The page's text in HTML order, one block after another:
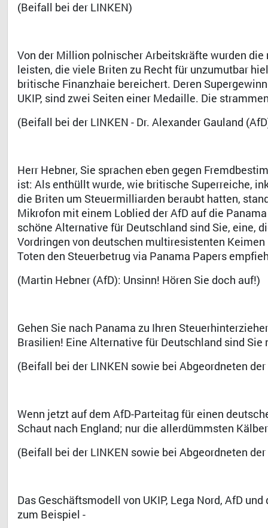
Dr.
(Beifall bei der LINKEN)
Von der Million polnischer Arbeitskräfte wurden
leisten, die viele Briten zu Recht für unzumutbar
britische Finanzhaie bereichert. Deren
UKIP, sind zwei Seiten einer Medaille. Die
(Beifall bei der LINKEN - Dr. Alexander Gauland
Herr Hebner, Sie sprachen eben gegen
ist: Als enthüllt wurde, wie britische Superreiche,
die Briten um Steuermilliarden beraubt hatten,
Mikrofon mit einem Loblied der AfD auf die
schöne Alternative für Deutschland sind Sie, eine,
Vordringen von deutschen multiresistenten
Toten den Steuerbetrug via Panama Papers
(Martin Hebner (AfD): Unsinn! Hören Sie doch auf!)
Gehen Sie nach Panama zu Ihren
Brasilien! Eine Alternative für Deutschland sind Sie
(Beifall bei der LINKEN sowie bei Abgeordneten der
Wenn jetzt auf dem AfD-Parteitag für einen
Schaut nach England; nur die allerdümmsten
(Beifall bei der LINKEN sowie bei Abgeordneten der
Das Geschäftsmodell von UKIP, Lega Nord, AfD
zum Beispiel -